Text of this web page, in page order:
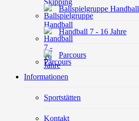
Ballspielgruppe Handball
Handball 7 - 16 Jahre
Parcours
Informationen
Sportstätten
Kontakt